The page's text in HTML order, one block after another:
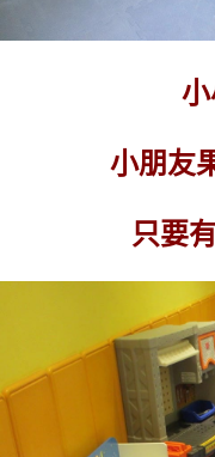
小朋友
只要